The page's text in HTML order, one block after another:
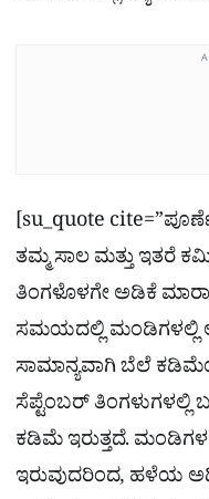
[su_quote
ತಮ್ಮ ಸಾಲ ಮತ್ತು
ತಿಂಗಳೊಳಗೇ ಅಡಿಕೆ
ಸಮಯದಲ್ಲಿ ಮಂಡಿಗಳಲ್ಲಿ
ಸಾಮಾನ್ಯವಾಗಿ ಬೆಲೆ
ಸೆಪ್ಟೆಂಬರ್ ತಿಂಗಳುಗಳಲ್ಲಿ
ಕಡಿಮೆ ಇರುತ್ತದೆ.
ಇರುವುದರಿಂದ, ಹಳೆಯ